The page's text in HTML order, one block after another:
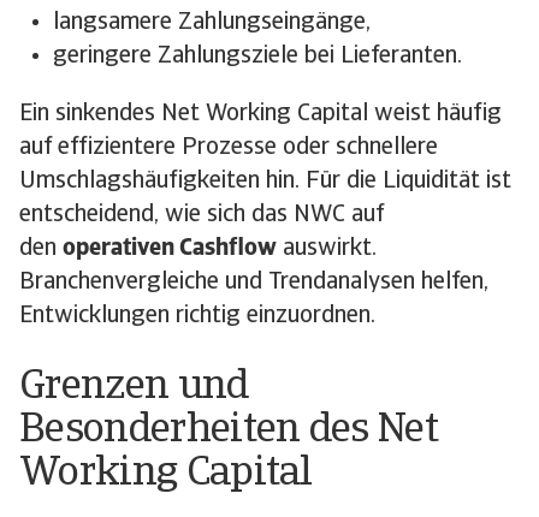
langsamere Zahlungseingänge,
geringere Zahlungsziele bei Lieferanten.
Ein sinkendes Net Working Capital weist häufig
auf effizientere Prozesse oder schnellere
Umschlagshäufigkeiten hin. Für die Liquidität ist
entscheidend, wie sich das NWC auf
den operativen Cashflow auswirkt.
Branchenvergleiche und Trendanalysen helfen,
Entwicklungen richtig einzuordnen.
Grenzen und
Besonderheiten des Net
Working Capital